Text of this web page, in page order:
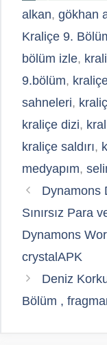
alkan, gökhan
Kraliçe 9.
bölüm izle,
9.bölüm,
sahneleri,
kraliçe dizi,
kraliçe saldırı,
medyapım,
Dynamons
Sınırsız Para
Dynamons
crystalAPK
Deniz
Bölüm ,